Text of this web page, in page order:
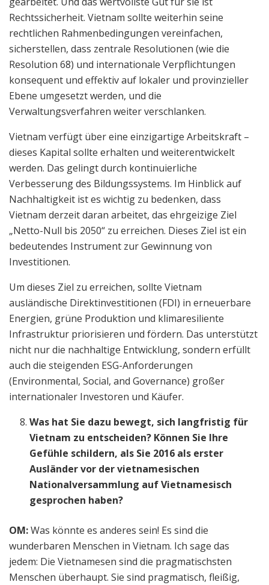
Rechtssicherheit. Vietnam sollte weiterhin seine
rechtlichen Rahmenbedingungen vereinfachen,
sicherstellen, dass zentrale Resolutionen (wie die
Resolution 68) und internationale Verpflichtungen
konsequent und effektiv auf lokaler und provinzieller
Ebene umgesetzt werden, und die
Verwaltungsverfahren weiter verschlanken.
Vietnam verfügt über eine einzigartige Arbeitskraft –
dieses Kapital sollte erhalten und weiterentwickelt
werden. Das gelingt durch kontinuierliche
Verbesserung des Bildungssystems. Im Hinblick auf
Nachhaltigkeit ist es wichtig zu bedenken, dass
Vietnam derzeit daran arbeitet, das ehrgeizige Ziel
„Netto-Null bis 2050“ zu erreichen. Dieses Ziel ist ein
bedeutendes Instrument zur Gewinnung von
Investitionen.
Um dieses Ziel zu erreichen, sollte Vietnam
ausländische Direktinvestitionen (FDI) in erneuerbare
Energien, grüne Produktion und klimaresiliente
Infrastruktur priorisieren und fördern. Das unterstützt
nicht nur die nachhaltige Entwicklung, sondern erfüllt
auch die steigenden ESG-Anforderungen
(Environmental, Social, and Governance) großer
internationaler Investoren und Käufer.
Was hat Sie dazu bewegt, sich langfristig für
Vietnam zu entscheiden? Können Sie Ihre
Gefühle schildern, als Sie 2016 als erster
Ausländer vor der vietnamesischen
Nationalversammlung auf Vietnamesisch
gesprochen haben?
OM:Was könnte es anderes sein! Es sind die
wunderbaren Menschen in Vietnam. Ich sage das
jedem: Die Vietnamesen sind die pragmatischsten
Menschen überhaupt. Sie sind pragmatisch, fleißig,